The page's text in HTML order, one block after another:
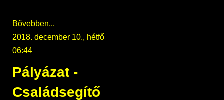
Bővebben...
2018. december 10., hétfő
06:44
Pályázat -
Családsegítő